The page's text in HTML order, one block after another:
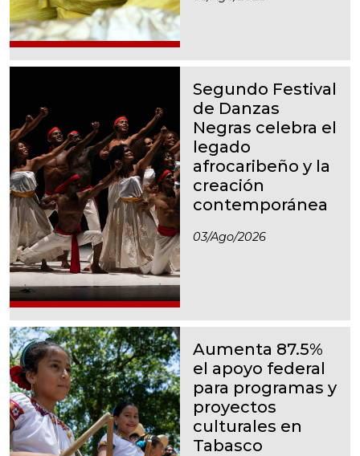
Segundo Festival
de Danzas
Negras celebra el
legado
afrocaribeño y la
creación
contemporánea
03/ago/2026
Aumenta 87.5%
el apoyo federal
para programas y
proyectos
culturales en
Tabasco